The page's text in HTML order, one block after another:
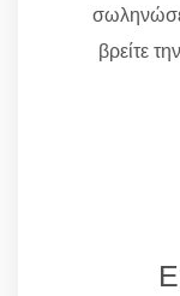
βρείτε